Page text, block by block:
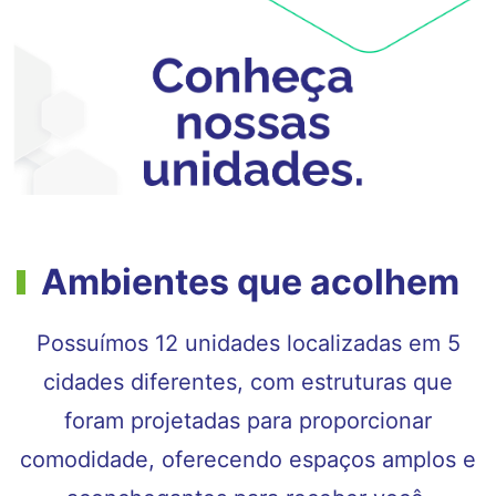
Ambientes que acolhem
Possuímos 12 unidades localizadas em 5
cidades diferentes, com estruturas que
foram projetadas para proporcionar
comodidade, oferecendo espaços amplos e